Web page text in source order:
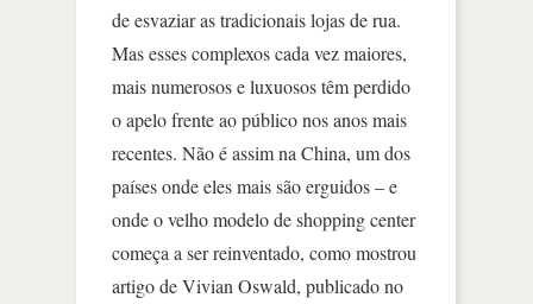
de esvaziar as tradicionais lojas de rua.
Mas esses complexos cada vez maiores,
mais numerosos e luxuosos têm perdido
o apelo frente ao público nos anos mais
recentes. Não é assim na China, um dos
países onde eles mais são erguidos – e
onde o velho modelo de shopping center
começa a ser reinventado, como mostrou
artigo de Vivian Oswald, publicado no